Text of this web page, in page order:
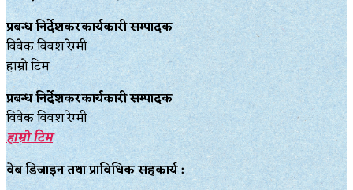
प्रबन्ध निर्देशकरकार्यकारी सम्पादक
विवेक विवश रेग्मी
हाम्रो टिम
प्रबन्ध निर्देशकरकार्यकारी सम्पादक
विवेक विवश रेग्मी
हाम्रो टिम
वेब डिजाइन तथा प्राविधिक सहकार्य :